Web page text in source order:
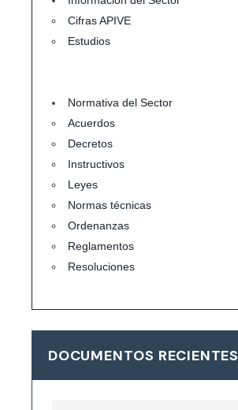
Cifras APIVE
Estudios
Normativa del Sector
Acuerdos
Decretos
Instructivos
Leyes
Normas técnicas
Ordenanzas
Reglamentos
Resoluciones
DOCUMENTOS RECIENTES